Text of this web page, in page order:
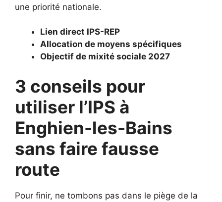
une priorité nationale.
Lien direct IPS-REP
Allocation de moyens spécifiques
Objectif de mixité sociale 2027
3 conseils pour
utiliser l’IPS à
Enghien-les-Bains
sans faire fausse
route
Pour finir, ne tombons pas dans le piège de la